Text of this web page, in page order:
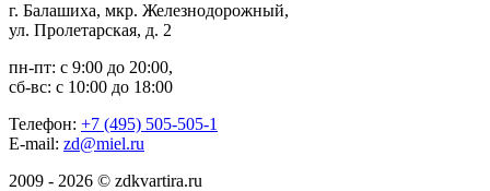
г. Балашиха, мкр. Железнодорожный,
ул. Пролетарская, д. 2
пн-пт: с 9:00 до 20:00,
сб-вс: с 10:00 до 18:00
Телефон: +7 (495) 505-505-1
E-mail: zd@miel.ru
2009 - 2026 © zdkvartira.ru